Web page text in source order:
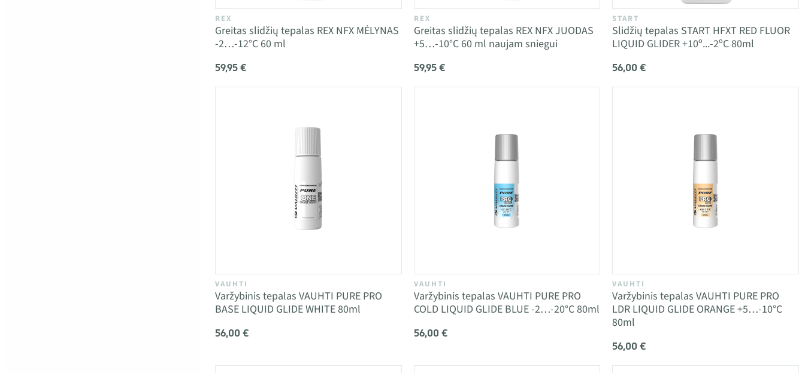
REX
Greitas slidžių tepalas REX NFX MĖLYNAS
-2…-12°C 60 ml
59,95 €
REX
Greitas slidžių tepalas REX NFX JUODAS
+5…-10°C 60 ml naujam sniegui
59,95 €
START
Slidžių tepalas START HFXT RED FLUOR
LIQUID GLIDER +10º...-2ºC 80ml
56,00 €
VAUHTI
Varžybinis tepalas VAUHTI PURE PRO
BASE LIQUID GLIDE WHITE 80ml
56,00 €
VAUHTI
Varžybinis tepalas VAUHTI PURE PRO
COLD LIQUID GLIDE BLUE -2…-20°C 80ml
56,00 €
VAUHTI
Varžybinis tepalas VAUHTI PURE PRO
LDR LIQUID GLIDE ORANGE +5…-10°C
80ml
56,00 €